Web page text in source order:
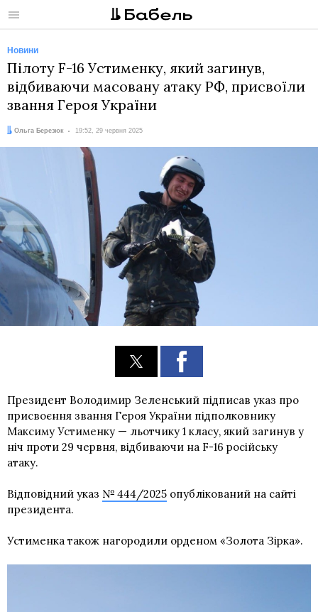
Меню
Новини
Пілоту F-16 Устименку, який загинув,
відбиваючи масовану атаку РФ, присвоїли
звання Героя України
Автор:
Ольга Березюк
Дата: 19:52, 29 червня 2025
Президент Володимир Зеленський підписав указ про
присвоєння звання Героя України підполковнику
Максиму Устименку — льотчику 1 класу, який загинув у
ніч проти 29 червня, відбиваючи на F-16 російську
атаку.
Відповідний указ № 444/2025 опублікований на сайті
президента.
Устименка також нагородили орденом «Золота Зірка».